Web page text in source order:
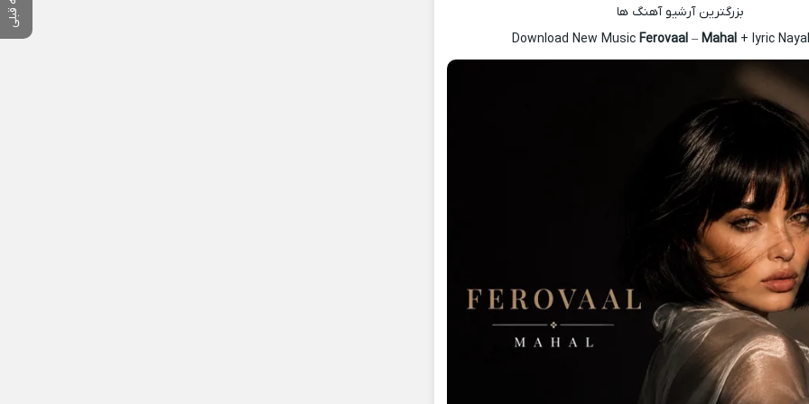
بزرگترین آرشیو آهنگ ها
Download New Music Ferovaal– Mahal+ lyric